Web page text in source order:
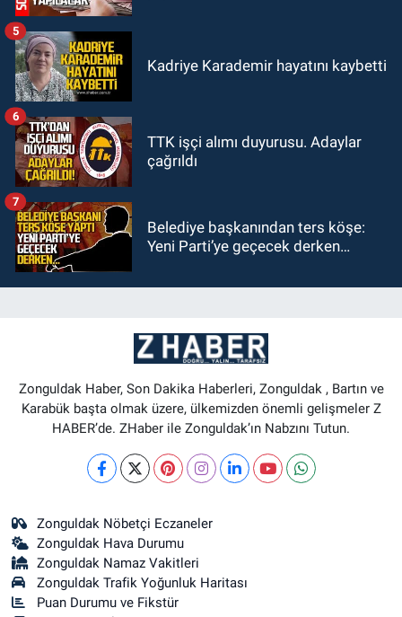
Kadriye Karademir hayatını kaybetti
5
TTK işçi alımı duyurusu. Adaylar
çağrıldı
6
Belediye başkanından ters köşe:
Yeni Parti’ye geçecek derken…
7
Zonguldak Haber, Son Dakika Haberleri, Zonguldak , Bartın ve
Karabük başta olmak üzere, ülkemizden önemli gelişmeler Z
HABER’de. ZHaber ile Zonguldak’ın Nabzını Tutun.
Zonguldak Nöbetçi Eczaneler
Zonguldak Hava Durumu
Zonguldak Namaz Vakitleri
Zonguldak Trafik Yoğunluk Haritası
Puan Durumu ve Fikstür